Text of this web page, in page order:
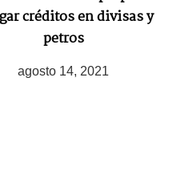
créditos en divisas y
petros
agosto 14, 2021